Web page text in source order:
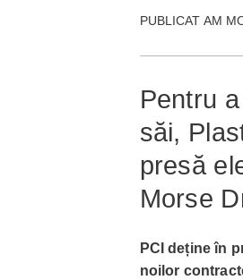
PUBLICAT AM
Pentru
săi,
presă
Morse
PCI deține în
noilor